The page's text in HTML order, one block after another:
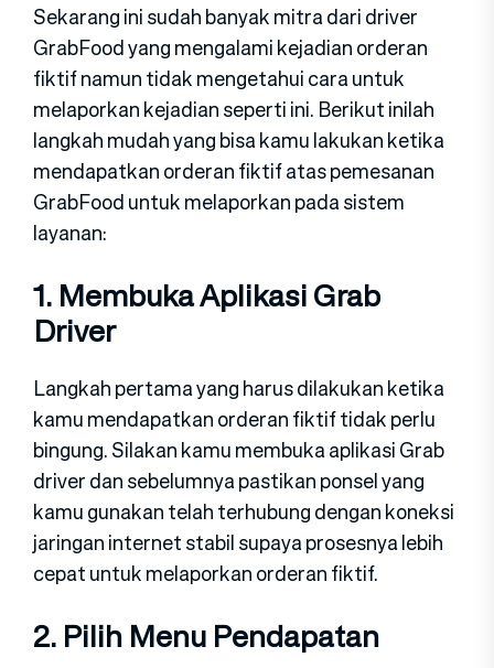
Sekarang ini sudah banyak mitra dari driver
GrabFood yang mengalami kejadian orderan
fiktif namun tidak mengetahui cara untuk
melaporkan kejadian seperti ini. Berikut inilah
langkah mudah yang bisa kamu lakukan ketika
mendapatkan orderan fiktif atas pemesanan
GrabFood untuk melaporkan pada sistem
layanan:
1. Membuka Aplikasi Grab
Driver
Langkah pertama yang harus dilakukan ketika
kamu mendapatkan orderan fiktif tidak perlu
bingung. Silakan kamu membuka aplikasi Grab
driver dan sebelumnya pastikan ponsel yang
kamu gunakan telah terhubung dengan koneksi
jaringan internet stabil supaya prosesnya lebih
cepat untuk melaporkan orderan fiktif.
2. Pilih Menu Pendapatan